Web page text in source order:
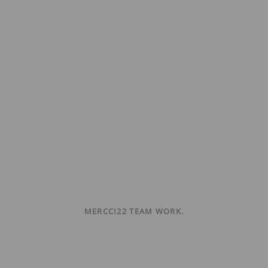
MERCCI22 TEAM WORK.